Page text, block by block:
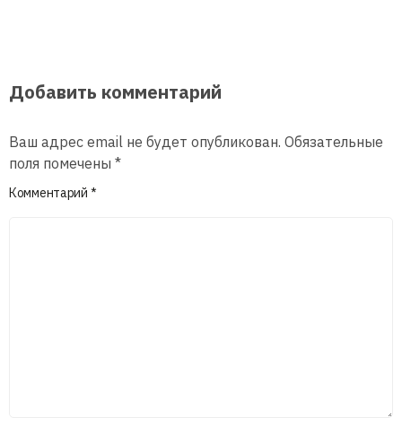
Добавить комментарий
Ваш адрес email не будет опубликован. Обязательные
поля помечены *
Комментарий *